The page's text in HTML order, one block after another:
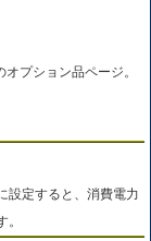
プション品ページ。
設定すると、消費電力